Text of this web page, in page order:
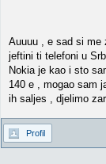
Auuuu , e sad si me
jeftini ti telefoni u
Nokia je kao i sto
140 e , mogao sam
ih saljes , djelimo
Profil